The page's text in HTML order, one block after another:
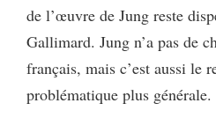
de l’œuvre de Jung reste
Gallimard. Jung n’a pas de
français, mais c’est aussi le
problématique plus générale.